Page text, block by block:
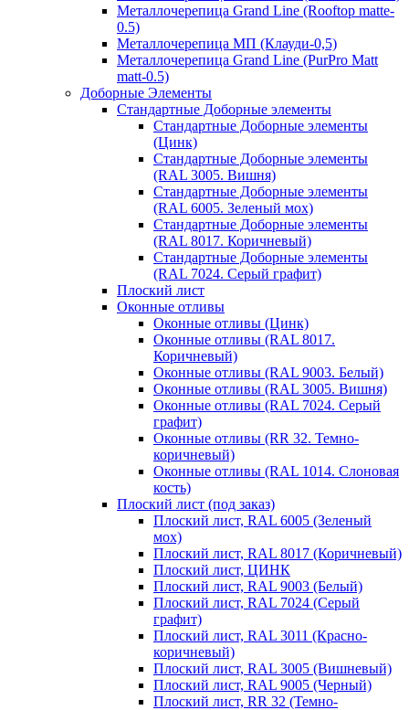
Металлочерепица Grand Line (Rooftop matte-
0.5)
Металлочерепица МП (Клауди-0,5)
Металлочерепица Grand Line (PurPro Matt
matt-0.5)
Доборные Элементы
Стандартные Доборные элементы
Стандартные Доборные элементы
(Цинк)
Стандартные Доборные элементы
(RAL 3005. Вишня)
Стандартные Доборные элементы
(RAL 6005. Зеленый мох)
Стандартные Доборные элементы
(RAL 8017. Коричневый)
Стандартные Доборные элементы
(RAL 7024. Серый графит)
Плоский лист
Оконные отливы
Оконные отливы (Цинк)
Оконные отливы (RAL 8017.
Коричневый)
Оконные отливы (RAL 9003. Белый)
Оконные отливы (RAL 3005. Вишня)
Оконные отливы (RAL 7024. Серый
графит)
Оконные отливы (RR 32. Темно-
коричневый)
Оконные отливы (RAL 1014. Слоновая
кость)
Плоский лист (под заказ)
Плоский лист, RAL 6005 (Зеленый
мох)
Плоский лист, RAL 8017 (Коричневый)
Плоский лист, ЦИНК
Плоский лист, RAL 9003 (Белый)
Плоский лист, RAL 7024 (Серый
графит)
Плоский лист, RAL 3011 (Красно-
коричневый)
Плоский лист, RAL 3005 (Вишневый)
Плоский лист, RAL 9005 (Черный)
Плоский лист, RR 32 (Темно-